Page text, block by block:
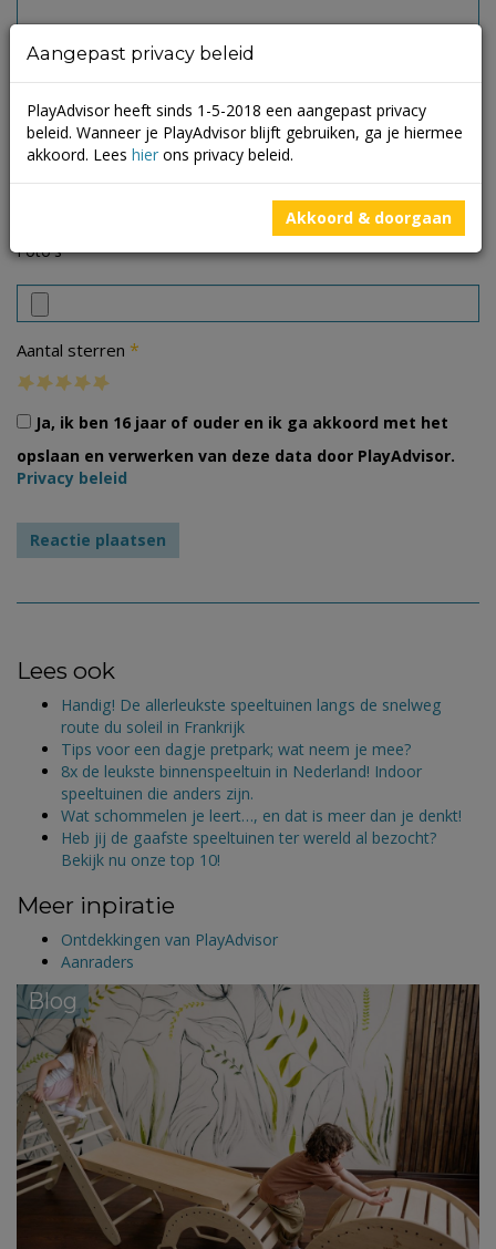
Foto's
Aantal sterren *
Ja, ik ben 16 jaar of ouder en ik ga akkoord met het
opslaan en verwerken van deze data door PlayAdvisor.
Privacy beleid
Lees ook
Handig! De allerleukste speeltuinen langs de snelweg
route du soleil in Frankrijk
Tips voor een dagje pretpark; wat neem je mee?
8x de leukste binnenspeeltuin in Nederland! Indoor
speeltuinen die anders zijn.
Wat schommelen je leert…, en dat is meer dan je denkt!
Heb jij de gaafste speeltuinen ter wereld al bezocht?
Bekijk nu onze top 10!
Meer inpiratie
Ontdekkingen van PlayAdvisor
Aanraders
Blog
Aangepast privacy beleid
PlayAdvisor heeft sinds 1-5-2018 een aangepast privacy
beleid. Wanneer je PlayAdvisor blijft gebruiken, ga je hiermee
akkoord. Lees hier ons privacy beleid.
Akkoord & doorgaan